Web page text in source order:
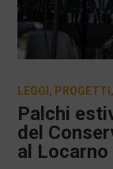
Palchi
del
al Locarno
LEGGI , PROGETTI ,